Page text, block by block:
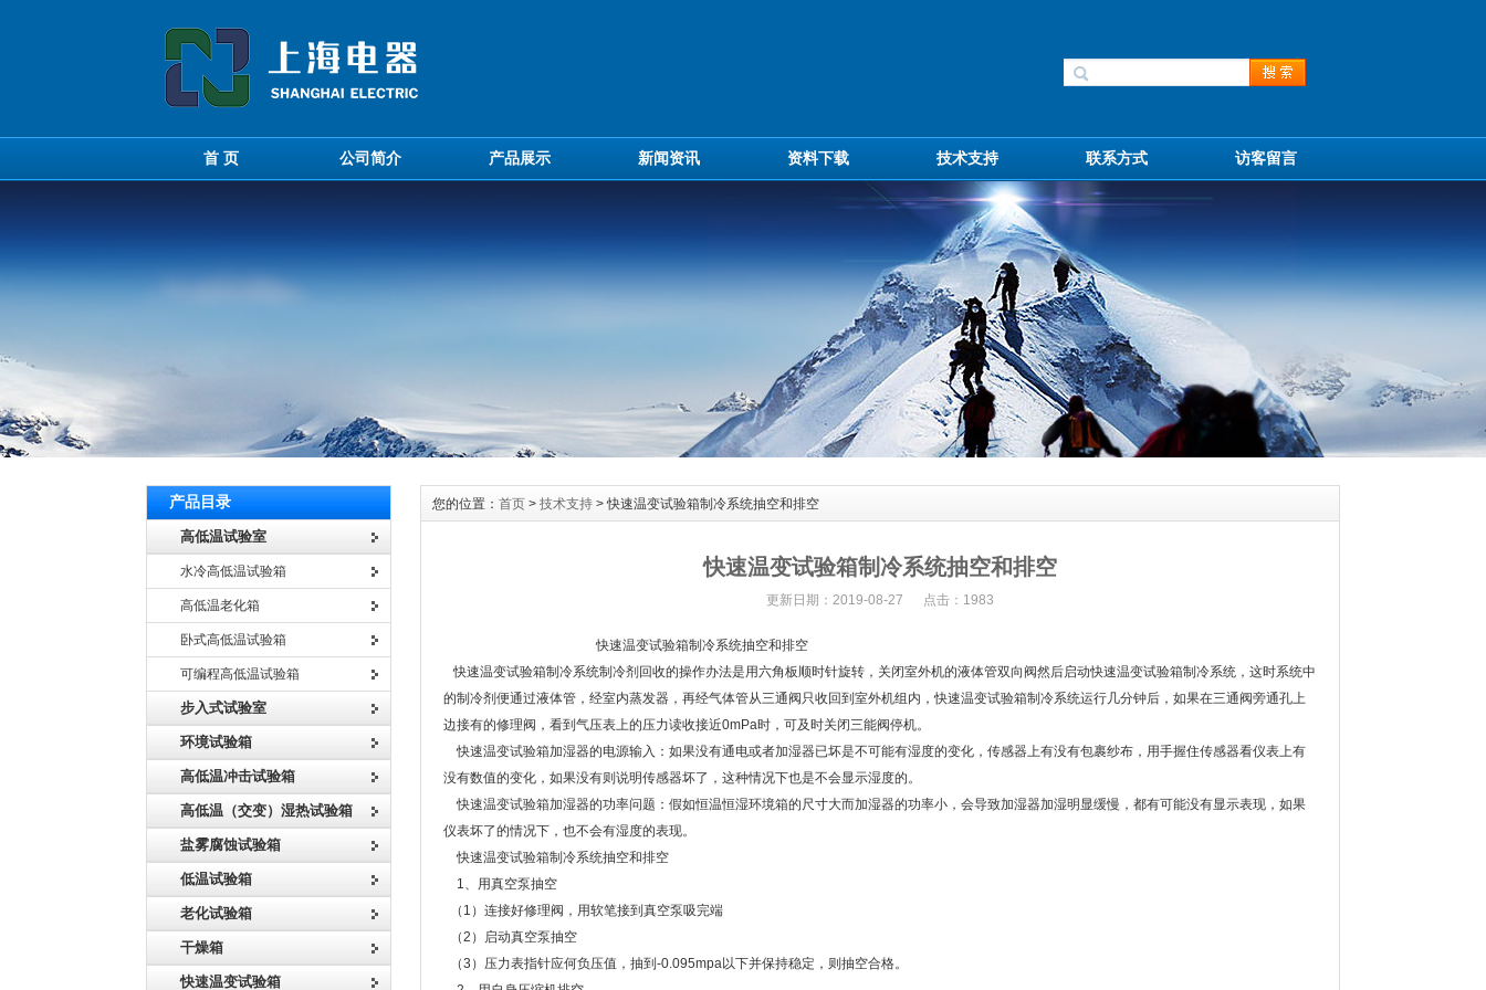
首 页 公司简介 产品展示 新闻资讯 资料下载 技术支持 联系方式 访客留言
产品目录
高低温试验室
水冷高低温试验箱
高低温老化箱
卧式高低温试验箱
可编程高低温试验箱
步入式试验室
环境试验箱
高低温冲击试验箱
高低温（交变）湿热试验箱
盐雾腐蚀试验箱
低温试验箱
老化试验箱
干燥箱
快速温变试验箱
您的位置： 首页 > 技术支持 > 快速温变试验箱制冷系统抽空和排空
快速温变试验箱制冷系统抽空和排空
更新日期：2019-08-27 点击：1983
快速温变试验箱制冷系统抽空和排空
快速温变试验箱制冷系统制冷剂回收的操作办法是用六角板顺时针旋转，关闭室外机的液体管双向阀然后启动快速温变试验箱制冷系统，这时系统中
的制冷剂便通过液体管，经室内蒸发器，再经气体管从三通阀只收回到室外机组内，快速温变试验箱制冷系统运行几分钟后，如果在三通阀旁通孔上
边接有的修理阀，看到气压表上的压力读收接近0mPa时，可及时关闭三能阀停机。
快速温变试验箱加湿器的电源输入：如果没有通电或者加湿器已坏是不可能有湿度的变化，传感器上有没有包裹纱布，用手握住传感器看仪表上有
没有数值的变化，如果没有则说明传感器坏了，这种情况下也是不会显示湿度的。
快速温变试验箱加湿器的功率问题：假如恒温恒湿环境箱的尺寸大而加湿器的功率小，会导致加湿器加湿明显缓慢，都有可能没有显示表现，如果
仪表坏了的情况下，也不会有湿度的表现。
快速温变试验箱制冷系统抽空和排空
1、用真空泵抽空
（1）连接好修理阀，用软笔接到真空泵吸完端
（2）启动真空泵抽空
（3）压力表指针应何负压值，抽到-0.095mpa以下并保持稳定，则抽空合格。